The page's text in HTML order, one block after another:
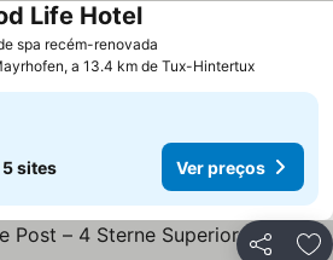
spa recém-renovada
Life HotelVer preços
a 13.4 km de Tux-Hintertux
5 sites Ver preços
Partilhar